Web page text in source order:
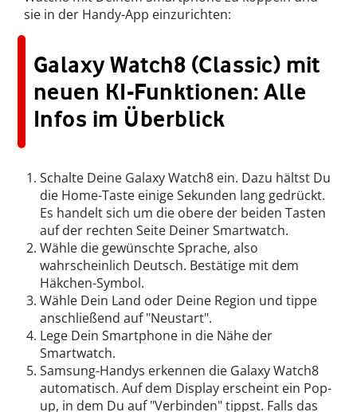
sie in der Handy-App einzurichten:
Galaxy Watch8 (Classic) mit
neuen KI-Funktionen: Alle
Infos im Überblick
Schalte Deine Galaxy Watch8 ein. Dazu hältst Du
die Home-Taste einige Sekunden lang gedrückt.
Es handelt sich um die obere der beiden Tasten
auf der rechten Seite Deiner Smartwatch.
Wähle die gewünschte Sprache, also
wahrscheinlich Deutsch. Bestätige mit dem
Häkchen-Symbol.
Wähle Dein Land oder Deine Region und tippe
anschließend auf "Neustart".
Lege Dein Smartphone in die Nähe der
Smartwatch.
Samsung-Handys erkennen die Galaxy Watch8
automatisch. Auf dem Display erscheint ein Pop-
up, in dem Du auf "Verbinden" tippst. Falls das